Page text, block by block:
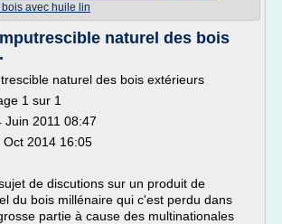
avec huile lin
naturel des bois
naturel des bois extérieurs
1 sur 1
Juin 2011 08:47
Oct 2014 16:05
de discutions sur un produit de
du bois millénaire qui c'est perdu dans
partie à cause des multinationales